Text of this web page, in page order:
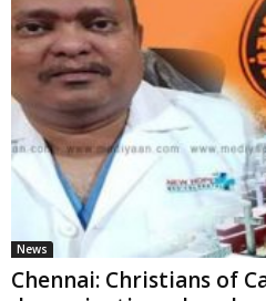
News
Chennai: Christians of